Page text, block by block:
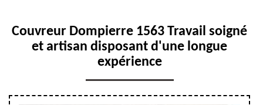
Couvreur Dompierre 1563 Travail soigné
et artisan disposant d'une longue
expérience